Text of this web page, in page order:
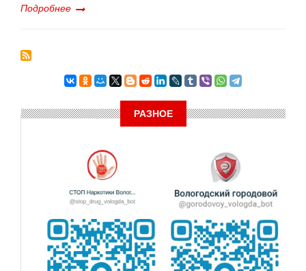
Подробнее
РАЗНОЕ